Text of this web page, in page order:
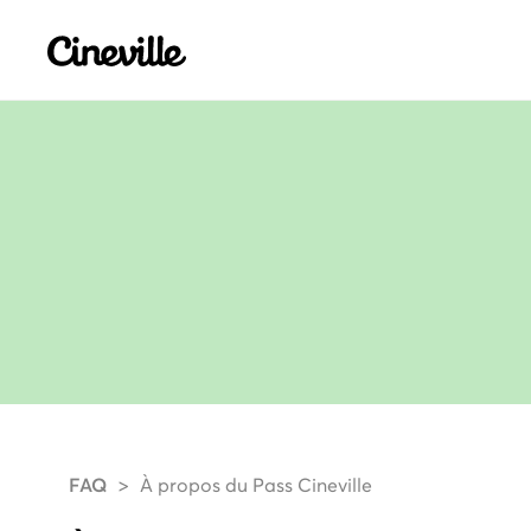
Cineville Logo
FAQ À propos du Pass Cineville